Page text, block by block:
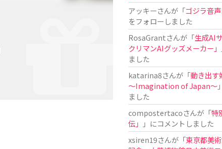
アッキーさんが「ゴジラ音
をフォローしました
RosaGrantさんが「生成AI
クリマンAIグッズメーカー」
ました
katarina8さんが「動き出す
〜Imagination of Japan〜
ました
compostertacoさんが「特
伝」
」にコメントしました
xsiren19さんが「東京都美